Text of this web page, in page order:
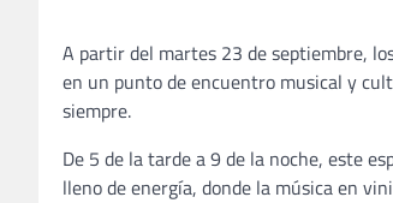
A partir del martes 23 de septiembre,
en un punto de encuentro musical y
siempre.
De 5 de la tarde a 9 de la noche, este
lleno de energía, donde la música en